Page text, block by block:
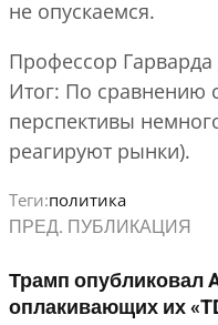
не опускаемся.
Профессор
Итог: По сравнению
перспективы
реагируют рынки).
Теги:политика
ПРЕД. ПУБЛИКАЦИЯ
Трамп опубликовал
оплакивающих их